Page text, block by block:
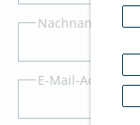
Nachname *
E-Mail-Adresse *